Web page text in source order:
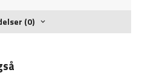
(0)